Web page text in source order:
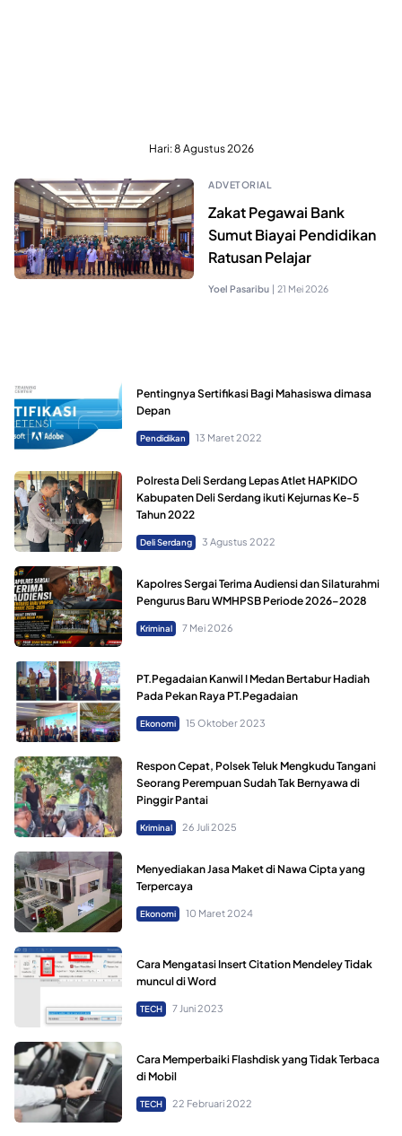
Hari:8 Agustus 2026
ADVETORIAL
Zakat Pegawai Bank
Sumut Biayai Pendidikan
Ratusan Pelajar
Yoel Pasaribu | 21 Mei 2026
Pentingnya Sertifikasi Bagi Mahasiswa dimasa
Depan
Pendidikan 13 Maret 2022
Polresta Deli Serdang Lepas Atlet HAPKIDO
Kabupaten Deli Serdang ikuti Kejurnas Ke-5
Tahun 2022
Deli Serdang 3 Agustus 2022
Kapolres Sergai Terima Audiensi dan Silaturahmi
Pengurus Baru WMHPSB Periode 2026–2028
Kriminal 7 Mei 2026
PT.Pegadaian Kanwil I Medan Bertabur Hadiah
Pada Pekan Raya PT.Pegadaian
Ekonomi 15 Oktober 2023
Respon Cepat, Polsek Teluk Mengkudu Tangani
Seorang Perempuan Sudah Tak Bernyawa di
Pinggir Pantai
Kriminal 26 Juli 2025
Menyediakan Jasa Maket di Nawa Cipta yang
Terpercaya
Ekonomi 10 Maret 2024
Cara Mengatasi Insert Citation Mendeley Tidak
muncul di Word
TECH 7 Juni 2023
Cara Memperbaiki Flashdisk yang Tidak Terbaca
di Mobil
TECH 22 Februari 2022